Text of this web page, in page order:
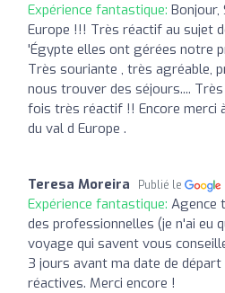
Expérience fantastique: Bonjour,
Europe !!! Très réactif au sujet
'Égypte elles ont gérées notre
Très souriante , très agréable,
nous trouver des séjours....
fois très réactif !! Encore merci
du val d Europe .
Teresa Moreira Publié le
Expérience fantastique: Agence
des professionnelles (je n'ai eu
voyage qui savent vous
3 jours avant ma date de
réactives. Merci encore !